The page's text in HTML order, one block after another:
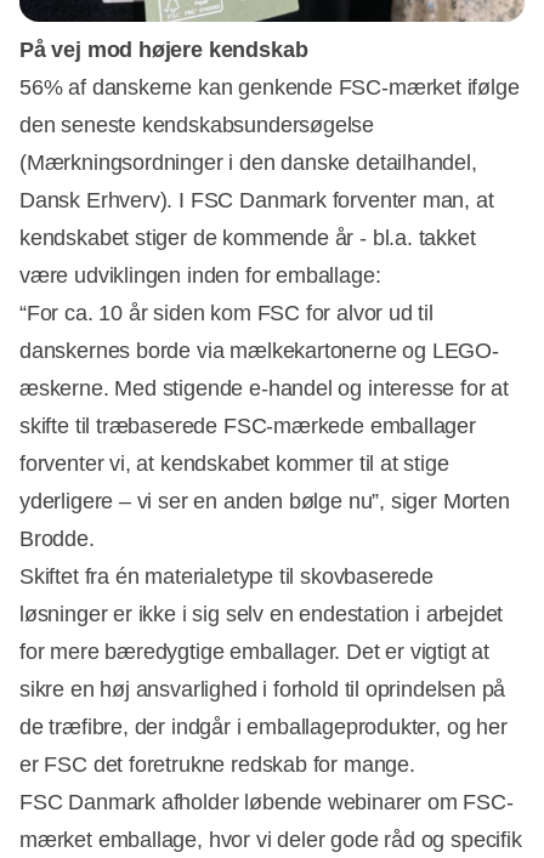
På vej mod højere kendskab
56% af danskerne kan genkende FSC-mærket ifølge
den seneste kendskabsundersøgelse
(Mærkningsordninger i den danske detailhandel,
Dansk Erhverv). I FSC Danmark forventer man, at
kendskabet stiger de kommende år - bl.a. takket
være udviklingen inden for emballage:
“For ca. 10 år siden kom FSC for alvor ud til
danskernes borde via mælkekartonerne og LEGO-
æskerne. Med stigende e-handel og interesse for at
skifte til træbaserede FSC-mærkede emballager
forventer vi, at kendskabet kommer til at stige
yderligere – vi ser en anden bølge nu”, siger Morten
Brodde.
Skiftet fra én materialetype til skovbaserede
løsninger er ikke i sig selv en endestation i arbejdet
for mere bæredygtige emballager. Det er vigtigt at
sikre en høj ansvarlighed i forhold til oprindelsen på
de træfibre, der indgår i emballageprodukter, og her
er FSC det foretrukne redskab for mange.
FSC Danmark afholder løbende webinarer om FSC-
mærket emballage, hvor vi deler gode råd og specifik